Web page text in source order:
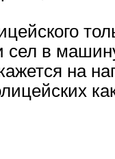
сел в
на